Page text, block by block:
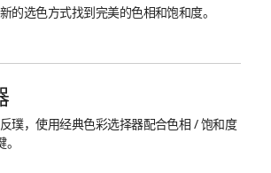
选色方式找到完美的色相和饱和度。
璞，使用经典色彩选择器配合色相 / 饱和度